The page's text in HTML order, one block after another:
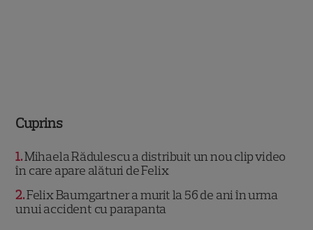
Cuprins
1 Mihaela Rădulescu a distribuit un nou clip video
în care apare alături de Felix
2 Felix Baumgartner a murit la 56 de ani în urma
unui accident cu parapanta